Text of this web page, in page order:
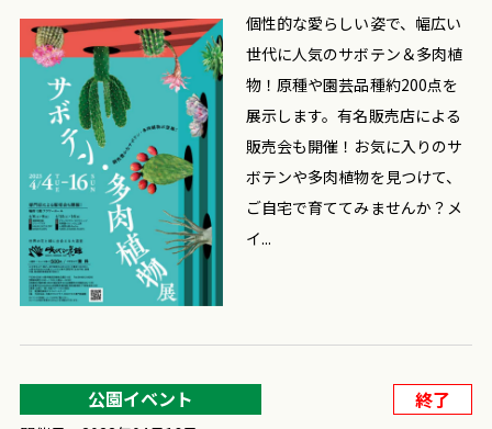
個性的な愛らしい姿で、幅広い
世代に人気のサボテン＆多肉植
物！原種や園芸品種約200点を
展示します。有名販売店による
販売会も開催！お気に入りのサ
ボテンや多肉植物を見つけて、
ご自宅で育ててみませんか？メ
イ...
公園イベント 終了